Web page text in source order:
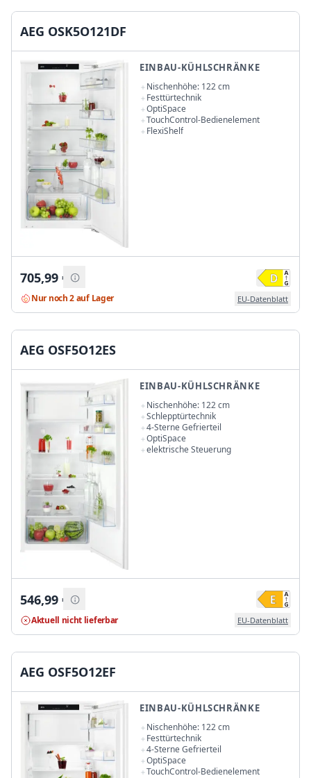
AEG OSK5O121DF
EINBAU-KÜHLSCHRÄNKE
Nischenhöhe: 122 cm
Festtürtechnik
OptiSpace
TouchControl-Bedienelement
FlexiShelf
705,99 €
Nur noch 2 auf Lager EU-Datenblatt
AEG OSF5O12ES
EINBAU-KÜHLSCHRÄNKE
Nischenhöhe: 122 cm
Schlepptürtechnik
4-Sterne Gefrierteil
OptiSpace
elektrische Steuerung
546,99 €
Aktuell nicht lieferbar EU-Datenblatt
AEG OSF5O12EF
EINBAU-KÜHLSCHRÄNKE
Nischenhöhe: 122 cm
Festtürtechnik
4-Sterne Gefrierteil
OptiSpace
TouchControl-Bedienelement